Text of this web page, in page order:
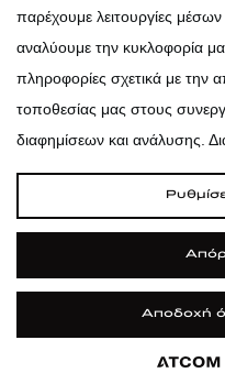
| Πολιτική
Προστασία
παρέχουμε λειτουργίες
αναλύουμε την κυκλοφορία
πληροφορίες σχετικά με την
τοποθεσίας μας στους
διαφημίσεων και ανάλυσης.
Αποδοχή